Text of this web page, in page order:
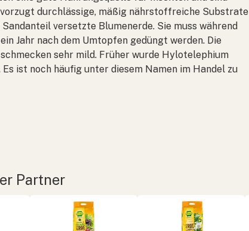
durchlässige, mäßig nährstoffreiche Substrate
versetzte Blumenerde. Sie muss während
Jahr nach dem Umtopfen gedüngt werden. Die
sehr mild. Früher wurde Hylotelephium
ist noch häufig unter diesem Namen im Handel zu
Partner